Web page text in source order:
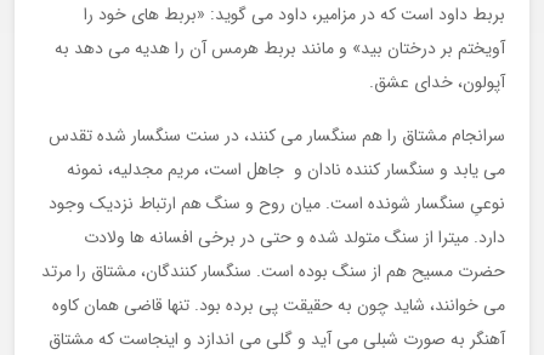
بربط داود است که در مزامیر، داود می گوید: «بربط های خود را
آویختم بر درختان بید» و مانند بربط هرمس آن را هدیه می دهد به
آپولون، خدای عشق.
سرانجام مشتاق را هم سنگسار می کنند، در سنت سنگسار شده تقدس
می یابد و سنگسار کننده نادان و جاهل است، مریم مجدلیه، نمونه
نوعیِ سنگسار شونده است. میان روح و سنگ هم ارتباط نزدیک وجود
دارد. میترا از سنگ متولد شده و حتی در برخی افسانه ها ولادت
حضرت مسیح هم از سنگ بوده است. سنگسار کنندگان، مشتاق را مرتد
می خوانند، شاید چون به حقیقت پی برده بود. تنها قاضی همان کاوه
آهنگر به صورت شبلی می آید و گلی می اندازد و اینجاست که مشتاق